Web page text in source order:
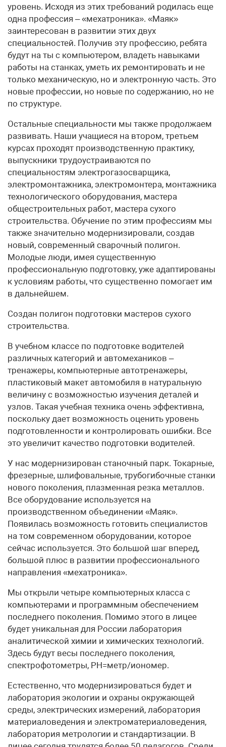
уровень. Исходя из этих требований родилась еще
одна профессия – «мехатроника». «Маяк»
заинтересован в развитии этих двух
специальностей. Получив эту профессию, ребята
будут на ты с компьютером, владеть навыками
работы на станках, уметь их ремонтировать и не
только механическую, но и электронную часть. Это
новые профессии, но новые по содержанию, но не
по структуре.
Остальные специальности мы также продолжаем
развивать. Наши учащиеся на втором, третьем
курсах проходят производственную практику,
выпускники трудоустраиваются по
специальностям электрогазосварщика,
электромонтажника, электромонтера, монтажника
технологического оборудования, мастера
общестроительных работ, мастера сухого
строительства. Обучение по этим профессиям мы
также значительно модернизировали, создав
новый, современный сварочный полигон.
Молодые люди, имея существенную
профессиональную подготовку, уже адаптированы
к условиям работы, что существенно помогает им
в дальнейшем.
Создан полигон подготовки мастеров сухого
строительства.
В учебном классе по подготовке водителей
различных категорий и автомехаников –
тренажеры, компьютерные автотренажеры,
пластиковый макет автомобиля в натуральную
величину с возможностью изучения деталей и
узлов. Такая учебная техника очень эффективна,
поскольку дает возможность оценить уровень
подготовленности и контролировать ошибки. Все
это увеличит качество подготовки водителей.
У нас модернизирован станочный парк. Токарные,
фрезерные, шлифовальные, трубогибочные станки
нового поколения, плазменная резка металлов.
Все оборудование используется на
производственном объединении «Маяк».
Появилась возможность готовить специалистов
на том современном оборудовании, которое
сейчас используется. Это большой шаг вперед,
большой плюс в развитии профессионального
направления «мехатроника».
Мы открыли четыре компьютерных класса с
компьютерами и программным обеспечением
последнего поколения. Помимо этого в лицее
будет уникальная для России лаборатория
аналитической химии и химических технологий.
Здесь будут весы последнего поколения,
спектрофотометры, PH=метр/иономер.
Естественно, что модернизироваться будет и
лаборатория экологии и охраны окружающей
среды, электрических измерений, лаборатория
материаловедения и электроматериаловедения,
лаборатория метрологии и стандартизации. В